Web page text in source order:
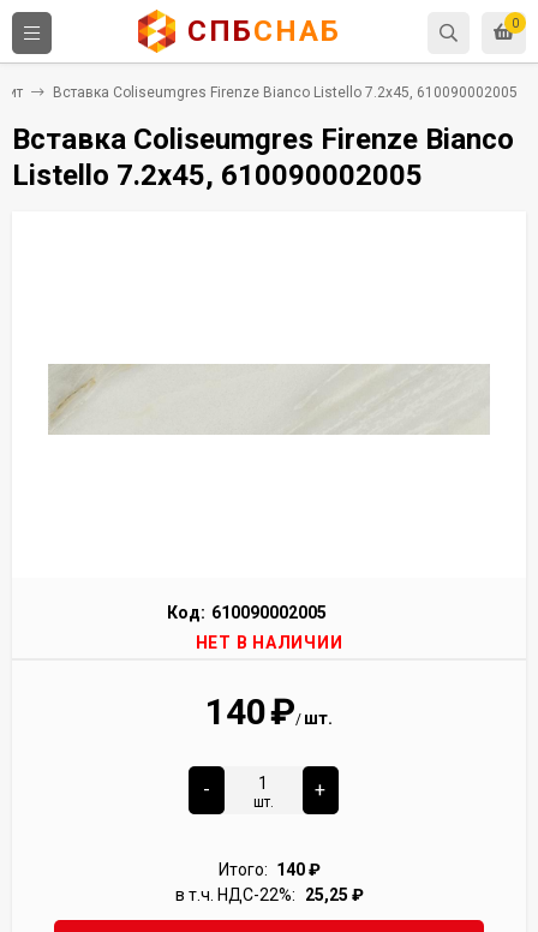
0
СПБСНАБ
Вставка Coliseumgres Firenze Bianco Listello 7.2x45, 610090002005
Вставка Coliseumgres Firenze Bianco
Listello 7.2x45, 610090002005
Код: 610090002005
НЕТ В НАЛИЧИИ
140₽/ шт.
-
шт.
+
Итого: 140₽
в т.ч. НДС-22%:
25,25 ₽